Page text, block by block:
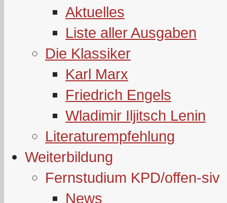
Aktuelles
Liste aller Ausgaben
Die Klassiker
Karl Marx
Friedrich Engels
Wladimir Iljitsch Lenin
Literaturempfehlung
Weiterbildung
Fernstudium KPD/offen-siv
News